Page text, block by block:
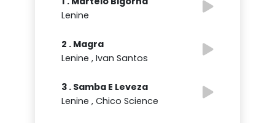
Lenine
2 . Magra
Lenine , Ivan Santos
3 . Samba E Leveza
Lenine , Chico Science